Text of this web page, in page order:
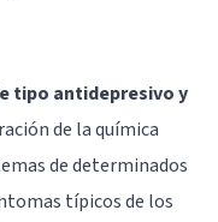
tipo antidepresivo y
de la química
de determinados
típicos de los